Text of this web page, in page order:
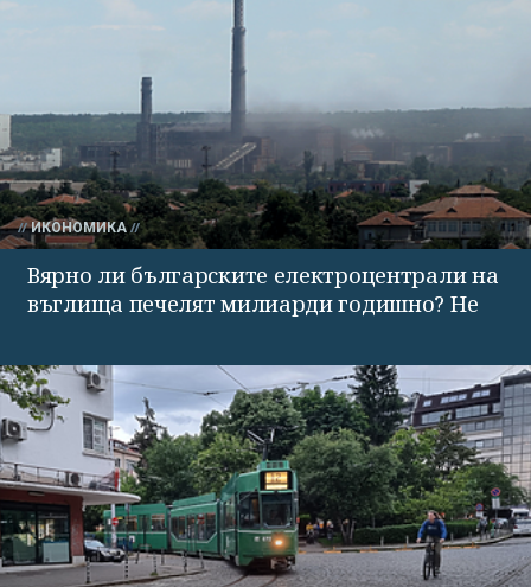
ИКОНОМИКА
Вярно ли българските електроцентрали на
въглища печелят милиарди годишно? Не